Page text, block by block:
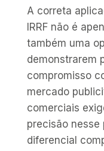
A correta
IRRF não é
também uma
demonstrarem
compromisso
mercado
comerciais
precisão nesse
diferencial